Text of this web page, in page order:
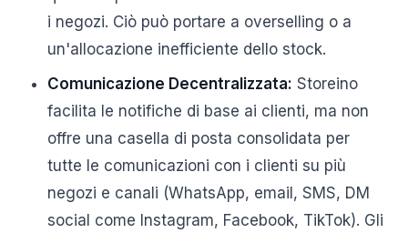
i negozi. Ciò può portare a overselling o a
un'allocazione inefficiente dello stock.
Comunicazione Decentralizzata: Storeino
facilita le notifiche di base ai clienti, ma non
offre una casella di posta consolidata per
tutte le comunicazioni con i clienti su più
negozi e canali (WhatsApp, email, SMS, DM
social come Instagram, Facebook, TikTok). Gli